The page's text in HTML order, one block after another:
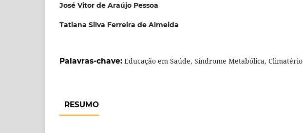
José Vitor de Araújo Pessoa
Tatiana Silva Ferreira de Almeida
Palavras-chave: Educação em Saúde, Síndrome Metabólica, Climatério
RESUMO